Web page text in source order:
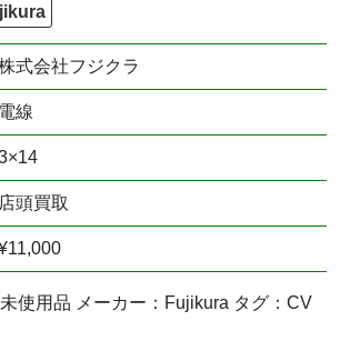
式会社フジクラ
電線
店頭買取
使用品 メーカー：Fujikura タグ：CV